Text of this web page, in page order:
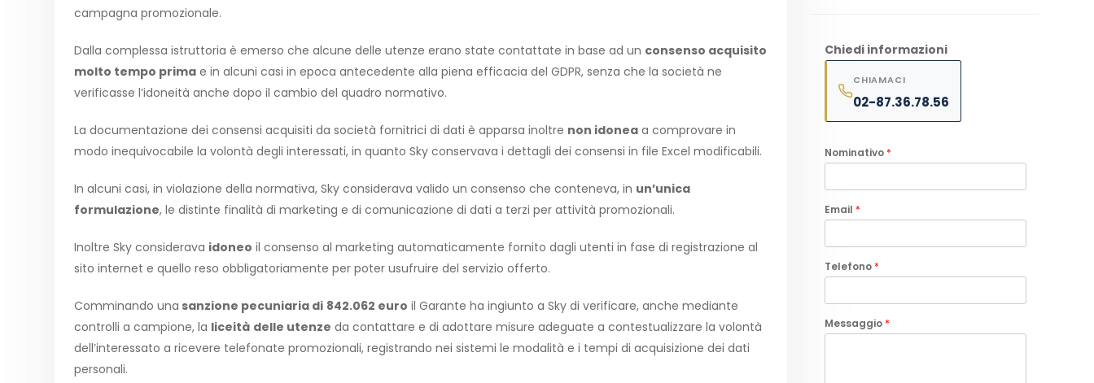
campagna promozionale.
Dalla complessa istruttoria è emerso che alcune delle utenze erano state contattate in base ad un consenso acquisito
molto tempo prima e in alcuni casi in epoca antecedente alla piena efficacia del GDPR, senza che la società ne
verificasse l’idoneità anche dopo il cambio del quadro normativo.
La documentazione dei consensi acquisiti da società fornitrici di dati è apparsa inoltre non idonea a comprovare in
modo inequivocabile la volontà degli interessati, in quanto Sky conservava i dettagli dei consensi in file Excel modificabili.
In alcuni casi, in violazione della normativa, Sky considerava valido un consenso che conteneva, in un’unica
formulazione, le distinte finalità di marketing e di comunicazione di dati a terzi per attività promozionali.
Inoltre Sky considerava idoneo il consenso al marketing automaticamente fornito dagli utenti in fase di registrazione al
sito internet e quello reso obbligatoriamente per poter usufruire del servizio offerto.
Comminando una sanzione pecuniaria di 842.062 euro il Garante ha ingiunto a Sky di verificare, anche mediante
controlli a campione, la liceità delle utenze da contattare e di adottare misure adeguate a contestualizzare la volontà
dell’interessato a ricevere telefonate promozionali, registrando nei sistemi le modalità e i tempi di acquisizione dei dati
personali.
Chiedi informazioni
CHIAMACI
02-87.36.78.56
Nominativo *
Email *
Telefono *
Messaggio *